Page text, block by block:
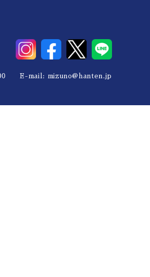
E-mail: mizuno@hanten.jp